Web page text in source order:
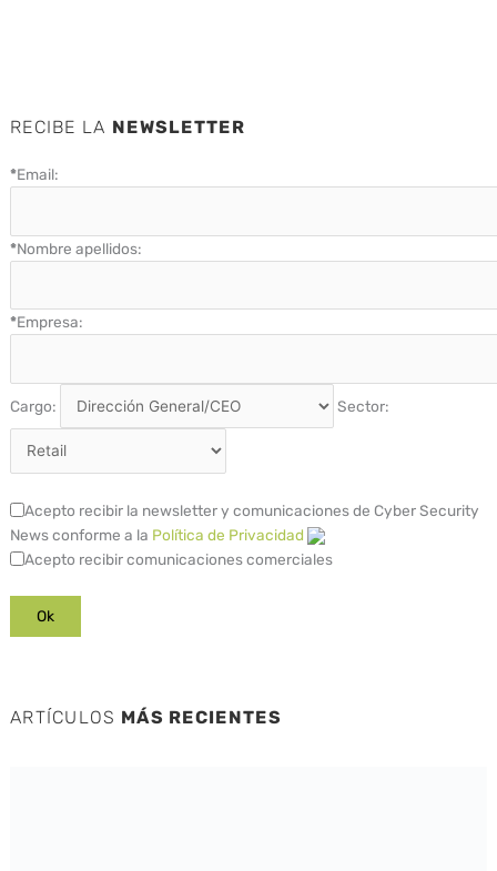
RECIBE LA NEWSLETTER
*Email:
*Nombre apellidos:
*Empresa:
Cargo: Sector:
Acepto recibir la newsletter y comunicaciones de Cyber Security
News conforme a la Política de Privacidad
Acepto recibir comunicaciones comerciales
ARTÍCULOS MÁS RECIENTES